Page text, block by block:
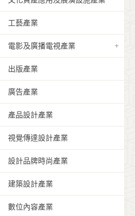
工藝產業
電影及廣播電視產業
出版產業
廣告產業
產品設計產業
視覺傳達設計產業
設計品牌時尚產業
建築設計產業
數位內容產業